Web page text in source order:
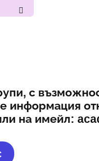
с
информация
на имейл: